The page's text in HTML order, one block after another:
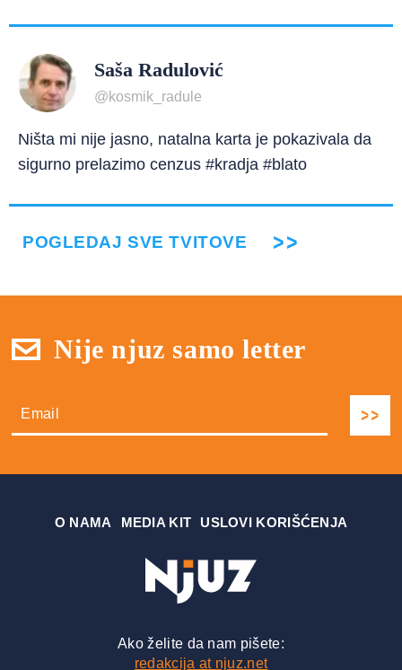
Saša Radulović
@kosmik_radule
Ništa mi nije jasno, natalna karta je pokazivala da
sigurno prelazimo cenzus #kradja #blato
POGLEDAJ SVE TVITOVE
Nije njuz samo letter
О NAMA MEDIA KIT USLOVI KORIŠĆENJA
Ako želite da nam pišete:
redakcija at njuz.net